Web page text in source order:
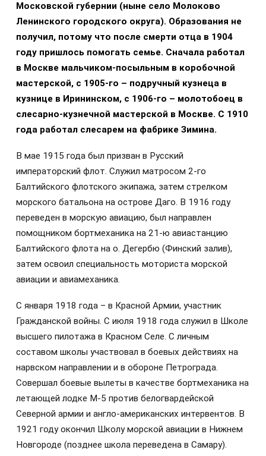
Московской губернии (ныне село Молоково
Ленинского городского округа). Образования не
получил, потому что после смерти отца в 1904
году пришлось помогать семье. Сначала работал
в Москве мальчиком-посыльным в коробочной
мастерской, с 1905-го – подручный кузнеца в
кузнице в Ирининском, с 1906-го – молотобоец в
слесарно-кузнечной мастерской в Москве. С 1910
года работал слесарем на фабрике Зимина.
В мае 1915 года был призван в Русский
императорский флот. Служил матросом 2-го
Балтийского флотского экипажа, затем стрелком
морского батальона на острове Даго. В 1916 году
переведен в морскую авиацию, был направлен
помощником бортмеханика на 21-ю авиастанцию
Балтийского флота на о. Дегербю (Финский залив),
затем освоил специальность моториста морской
авиации и авиамеханика.
С января 1918 года – в Красной Армии, участник
Гражданской войны. С июля 1918 года служил в Школе
высшего пилотажа в Красном Селе. С личным
составом школы участвовал в боевых действиях на
нарвском направлении и в обороне Петрограда.
Совершал боевые вылеты в качестве бортмеханика на
летающей лодке М-5 против белогвардейской
Северной армии и англо-американских интервентов. В
1921 году окончил Школу морской авиации в Нижнем
Новгороде (позднее школа переведена в Самару).